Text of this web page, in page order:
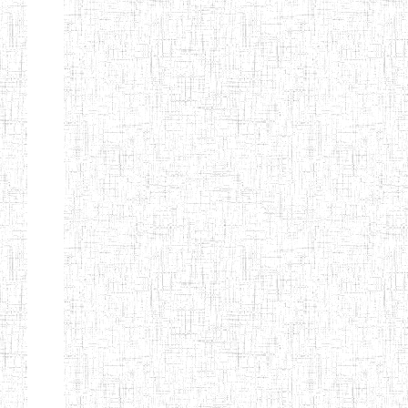
Début Préc. 1 2 3 4 5
6
Suivant
Fin
Etablissements
d'enseignement
secondaire
technique
et
professionnel